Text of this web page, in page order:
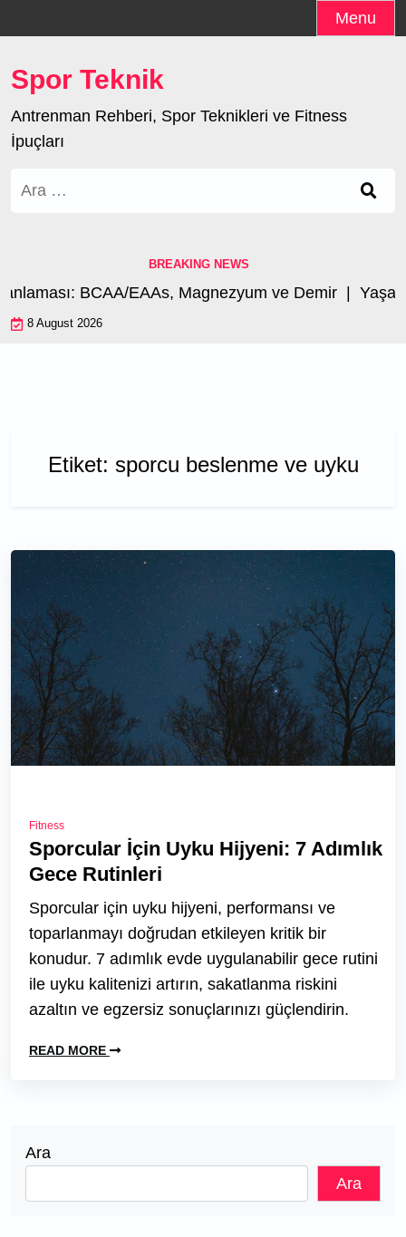
to
Menu
Spor Teknik
Antrenman Rehberi, Spor Teknikleri ve Fitness
İpuçları
Arama:
BREAKING NEWS
BCAA/EAAs, Magnezyum ve Demir | Yaşa
8 August 2026
Etiket: sporcu beslenme ve uyku
Fitness
Sporcular İçin Uyku Hijyeni: 7 Adımlık
Gece Rutinleri
Sporcular için uyku hijyeni, performansı ve
toparlanmayı doğrudan etkileyen kritik bir
konudur. 7 adımlık evde uygulanabilir gece rutini
ile uyku kalitenizi artırın, sakatlanma riskini
azaltın ve egzersiz sonuçlarınızı güçlendirin.
READ MORE
Ara
Ara